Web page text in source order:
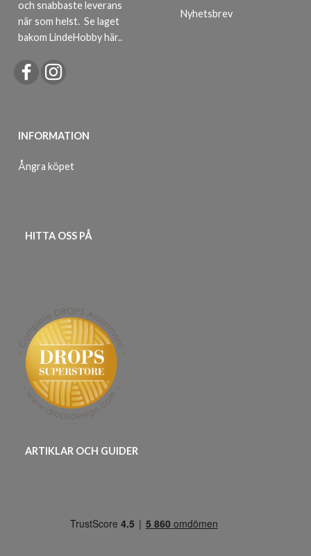
och snabbaste leverans
när som helst. Se laget
bakom LindeHobby här..
INFORMATION
Ångra köpet
Nyhetsbrev
HITTA OSS PÅ
ARTIKLAR OCH GUIDER